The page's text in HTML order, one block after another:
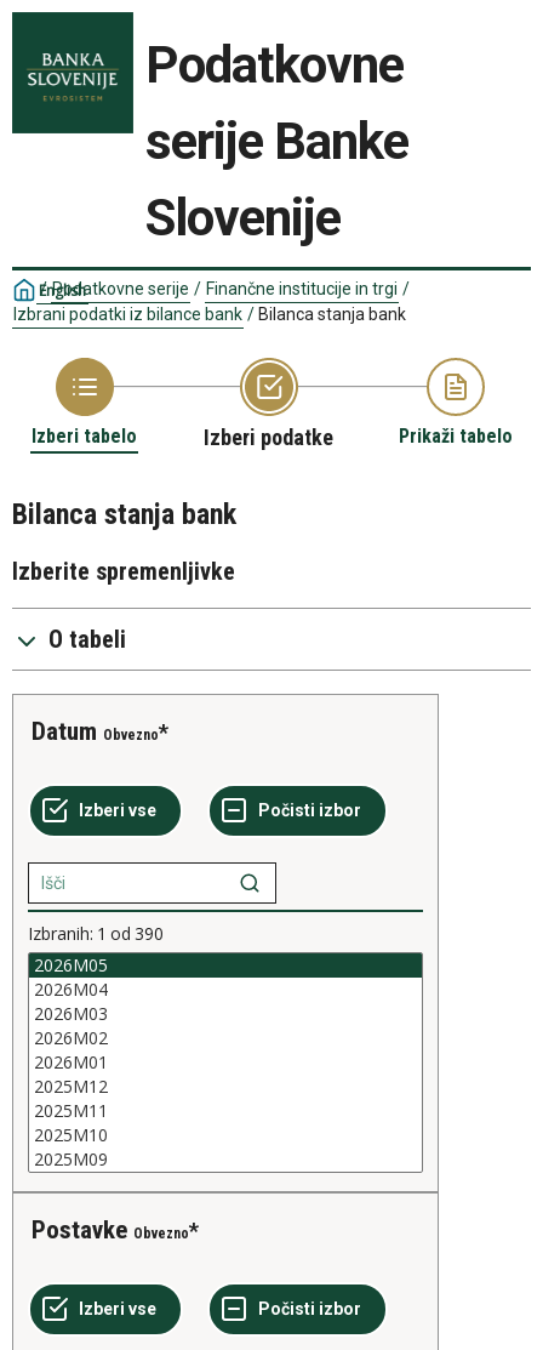
Podatkovne
serije Banke
Slovenije
English
/ Podatkovne serije / Finančne institucije in trgi /
Izbrani podatki iz bilance bank / Bilanca stanja bank
Izberi tabelo Izberi podatke Prikaži tabelo
Bilanca stanja bank
Izberite spremenljivke
O tabeli
Datum Obvezno
Izbranih: 1 od 390
Postavke Obvezno